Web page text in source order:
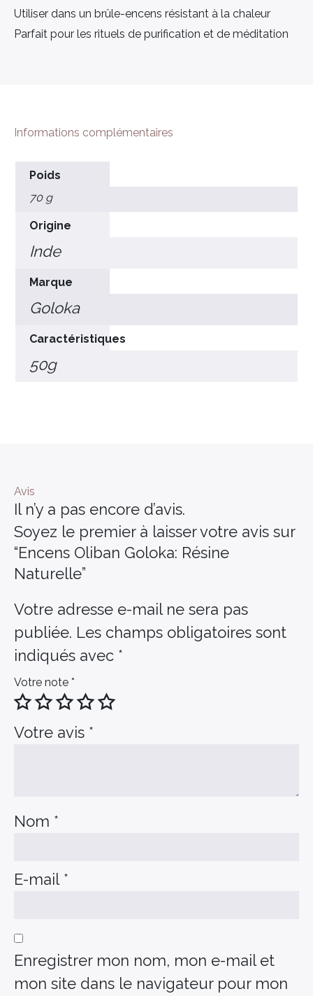
Utiliser dans un brûle-encens résistant à la chaleur
Parfait pour les rituels de purification et de méditation
Informations complémentaires
Poids
70 g
Origine
Inde
Marque
Goloka
Caractéristiques
50g
Avis
Il n’y a pas encore d’avis.
Soyez le premier à laisser votre avis sur
“Encens Oliban Goloka: Résine
Naturelle”
Votre adresse e-mail ne sera pas
publiée. Les champs obligatoires sont
indiqués avec *
Votre note *
Votre avis *
Nom *
E-mail *
Enregistrer mon nom, mon e-mail et
mon site dans le navigateur pour mon